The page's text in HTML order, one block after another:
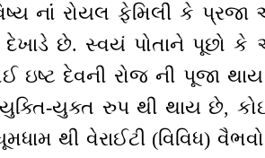
નાંં રોયલ ફેમિલી કે પ્રજા
દેખાડે છે. સ્વયં પોતાને પૂછો કે
ઇષ્ટ દેવની રોજ ની પૂજા
યુક્ત રુપ થી થાય છે,
થી વેરાઈટી (વિવિધ)